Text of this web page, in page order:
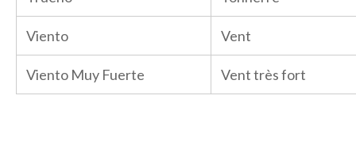
Viento Vent
Viento Muy Fuerte Vent très fort